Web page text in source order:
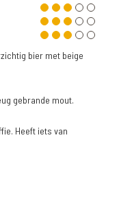
bier met beige
gebrande mout.
Heeft iets van